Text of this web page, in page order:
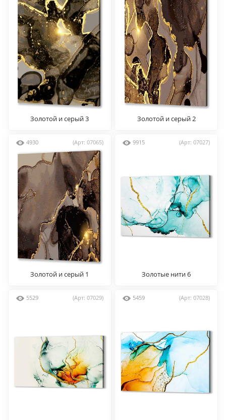
Золотой и серый 3 Золотой и серый 2
4930 (Арт: 07065)
Золотой и серый 1
9915 (Арт: 07027)
Золотые нити 6
5529 (Арт: 07029) 5459 (Арт: 07028)